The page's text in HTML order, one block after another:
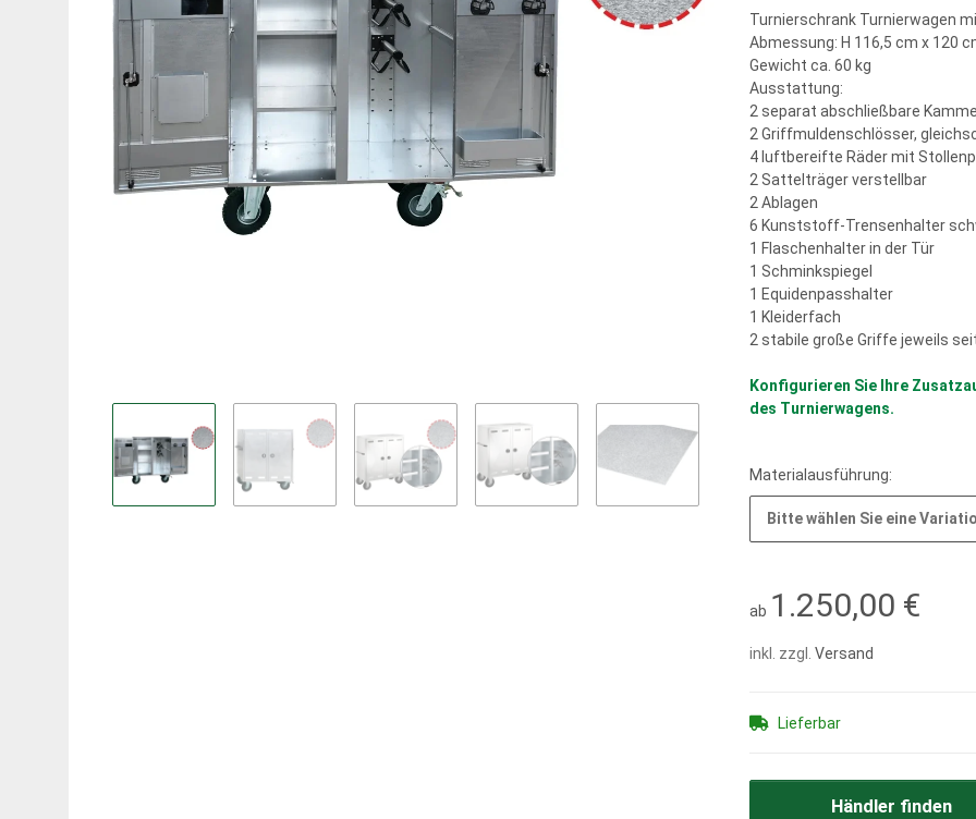
Turnierschrank Turnierwagen
Abmessung: H 116,5 cm x 120
Gewicht ca. 60 kg
Ausstattung:
2 separat abschließbare
2 Griffmuldenschlösser,
4 luftbereifte Räder mit
2 Sattelträger verstellbar
2 Ablagen
6 Kunststoff-Trensenhalter
1 Flaschenhalter in der Tür
1 Schminkspiegel
1 Equidenpasshalter
1 Kleiderfach
2 stabile große Griffe jeweils
Konfigurieren Sie Ihre
des Turnierwagens.
Materialausführung:
Bitte wählen Sie eine
ab 1.250,00 €
inkl. zzgl. Versand
Lieferbar
Händler finden